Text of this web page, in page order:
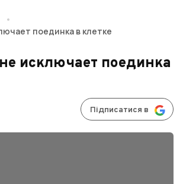
•
поединка в клетке
исключает поединка
Підписатися в